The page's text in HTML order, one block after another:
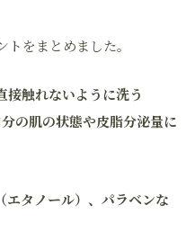
をまとめました。
接触れないように洗う
の肌の状態や皮脂分泌量に
エタノール）、パラベンな